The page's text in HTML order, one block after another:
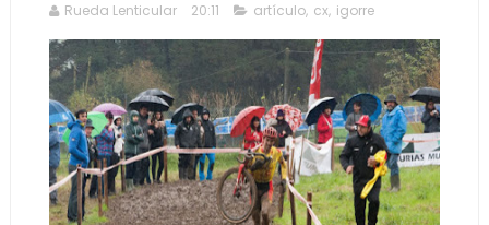
Rueda Lenticular 20:11 artículo, cx, igorre